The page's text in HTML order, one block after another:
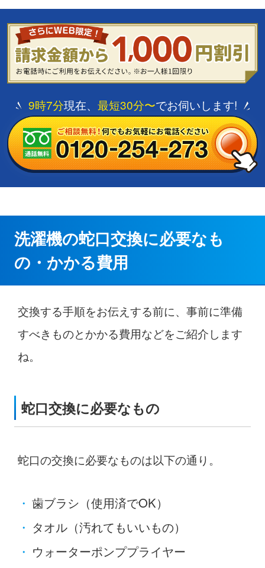
9時7分現在、 最短30分〜でお伺いします!
洗濯機の蛇口交換に必要なも
の・かかる費用
交換する手順をお伝えする前に、事前に準備
すべきものとかかる費用などをご紹介します
ね。
蛇口交換に必要なもの
蛇口の交換に必要なものは以下の通り。
歯ブラシ（使用済でOK）
タオル（汚れてもいいもの）
ウォーターポンププライヤー